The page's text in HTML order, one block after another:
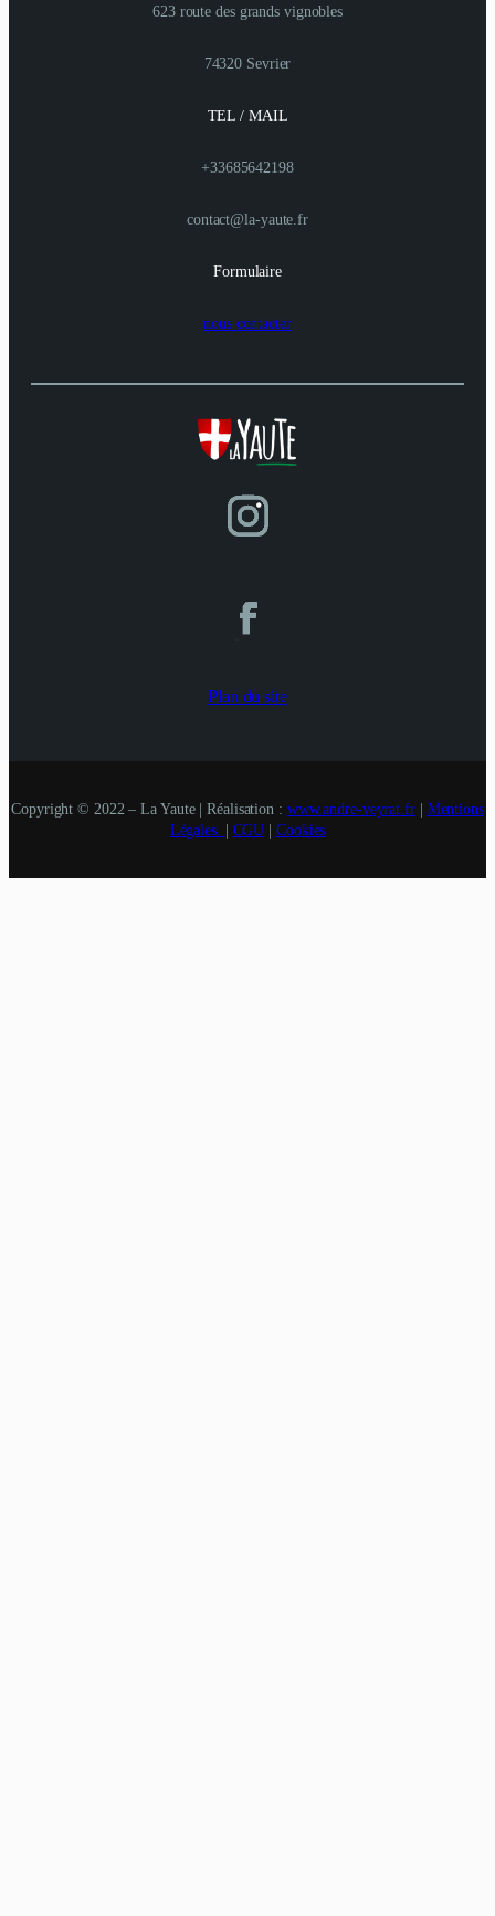
623 route des grands vignobles
74320 Sevrier
TEL / MAIL
+33685642198
contact@la-yaute.fr
Formulaire
nous contacter
Plan du site
Copyright © 2022 – La Yaute | Réalisation : www.andre-veyrat.fr| Mentions
Légales. | CGU | Cookies